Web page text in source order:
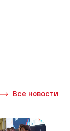
Все новости